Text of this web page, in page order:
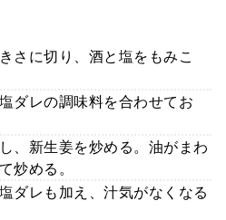
さに切り、酒と塩をもみこ
ダレの調味料を合わせてお
、新生姜を炒める。油がまわ
炒める。
ダレも加え、汁気がなくなる